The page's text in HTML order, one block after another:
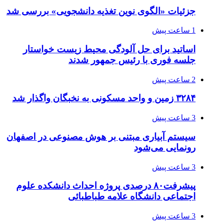
جزئیات «الگوی نوین تغذیه دانشجویی» بررسی شد
1 ساعت پیش
اساتید برای حل آلودگی محیط زیست خواستار
جلسه فوری با رئیس جمهور شدند
2 ساعت پیش
۳۲۸۴ زمین و واحد مسکونی به نخبگان واگذار شد
3 ساعت پیش
سیستم آبیاری مبتنی بر هوش مصنوعی در اصفهان
رونمایی می‌شود
3 ساعت پیش
پیشرفت۸۰ درصدی پروژه احداث دانشکده علوم
اجتماعی دانشگاه علامه طباطبائی
3 ساعت پیش